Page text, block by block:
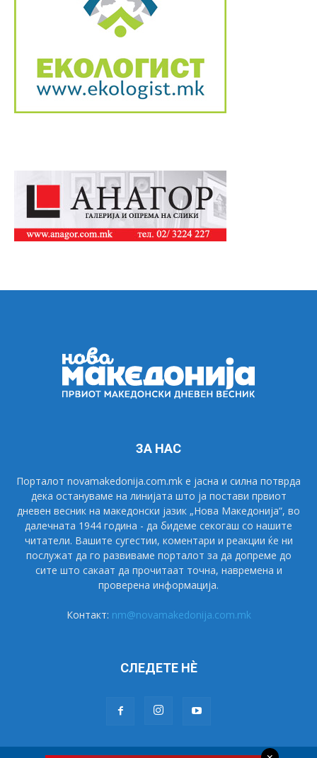
ЗА НАС
Порталот novamakedonija.com.mk е јасна и силна потврда
дека остануваме на линијата што ја постави првиот
дневен весник на македонски јазик „Нова Македонија“, во
далечната 1944 година - да бидеме секогаш со нашите
читатели. Вашите сугестии, коментари и реакции ќе ни
послужат да го развиваме порталот за да допреме до
сите што сакаат да прочитаат точна, навремена и
проверена информација.
Контакт: nm@novamakedonija.com.mk
СЛЕДЕТЕ НÈ